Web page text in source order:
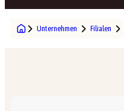
Unternehmen Filialen